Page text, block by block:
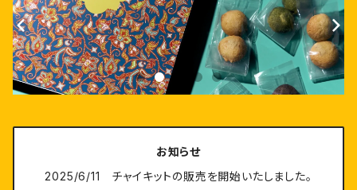
お知らせ
2025/6/11 チャイキットの販売を開始いたしました。